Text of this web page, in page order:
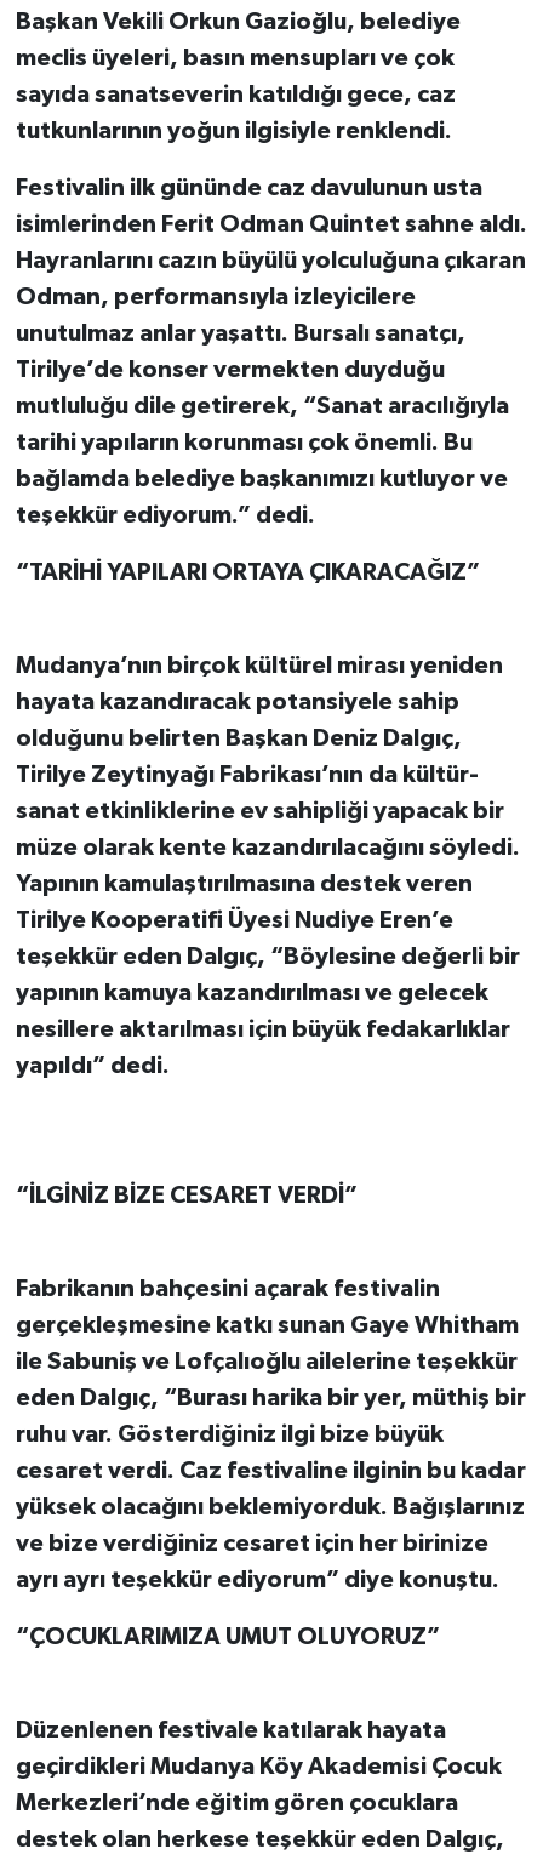
Başkan Vekili Orkun Gazioğlu, belediye
meclis üyeleri, basın mensupları ve çok
sayıda sanatseverin katıldığı gece, caz
tutkunlarının yoğun ilgisiyle renklendi.
Festivalin ilk gününde caz davulunun usta
isimlerinden Ferit Odman Quintet sahne aldı.
Hayranlarını cazın büyülü yolculuğuna çıkaran
Odman, performansıyla izleyicilere
unutulmaz anlar yaşattı. Bursalı sanatçı,
Tirilye’de konser vermekten duyduğu
mutluluğu dile getirerek, “Sanat aracılığıyla
tarihi yapıların korunması çok önemli. Bu
bağlamda belediye başkanımızı kutluyor ve
teşekkür ediyorum.” dedi.
“TARİHİ YAPILARI ORTAYA ÇIKARACAĞIZ”
Mudanya’nın birçok kültürel mirası yeniden
hayata kazandıracak potansiyele sahip
olduğunu belirten Başkan Deniz Dalgıç,
Tirilye Zeytinyağı Fabrikası’nın da kültür-
sanat etkinliklerine ev sahipliği yapacak bir
müze olarak kente kazandırılacağını söyledi.
Yapının kamulaştırılmasına destek veren
Tirilye Kooperatifi Üyesi Nudiye Eren’e
teşekkür eden Dalgıç, “Böylesine değerli bir
yapının kamuya kazandırılması ve gelecek
nesillere aktarılması için büyük fedakarlıklar
yapıldı” dedi.
“İLGİNİZ BİZE CESARET VERDİ”
Fabrikanın bahçesini açarak festivalin
gerçekleşmesine katkı sunan Gaye Whitham
ile Sabuniş ve Lofçalıoğlu ailelerine teşekkür
eden Dalgıç, “Burası harika bir yer, müthiş bir
ruhu var. Gösterdiğiniz ilgi bize büyük
cesaret verdi. Caz festivaline ilginin bu kadar
yüksek olacağını beklemiyorduk. Bağışlarınız
ve bize verdiğiniz cesaret için her birinize
ayrı ayrı teşekkür ediyorum” diye konuştu.
“ÇOCUKLARIMIZA UMUT OLUYORUZ”
Düzenlenen festivale katılarak hayata
geçirdikleri Mudanya Köy Akademisi Çocuk
Merkezleri’nde eğitim gören çocuklara
destek olan herkese teşekkür eden Dalgıç,